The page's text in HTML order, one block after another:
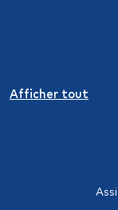
Afficher tout